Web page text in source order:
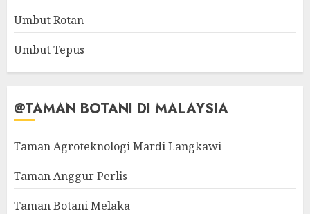
Umbut Rotan
Umbut Tepus
@TAMAN BOTANI DI MALAYSIA
Taman Agroteknologi Mardi Langkawi
Taman Anggur Perlis
Taman Botani Melaka